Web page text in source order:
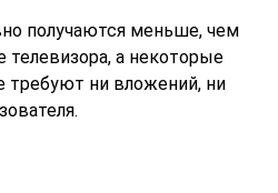
получаются меньше, чем
телевизора, а некоторые
требуют ни вложений, ни